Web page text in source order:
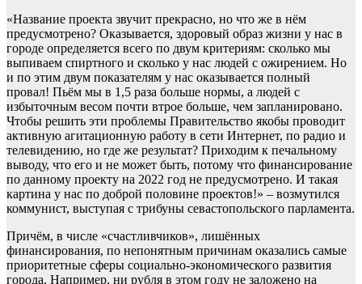
«Название проекта звучит прекрасно, но что же в нём
предусмотрено? Оказывается, здоровый образ жизни у нас в
городе определяется всего по двум критериям: сколько мы
выпиваем спиртного и сколько у нас людей с ожирением. Но
и по этим двум показателям у нас оказывается полный
провал! Пьём мы в 1,5 раза больше нормы, а людей с
избыточным весом почти втрое больше, чем запланировано.
Чтобы решить эти проблемы Правительство якобы проводит
активную агитационную работу в сети Интернет, по радио и
телевидению, но где же результат? Приходим к печальному
выводу, что его и не может быть, потому что финансирование
по данному проекту на 2022 год не предусмотрено. И такая
картина у нас по доброй половине проектов!» – возмутился
коммунист, выступая с трибуны севастопольского парламента.
Причём, в числе «счастливчиков», лишённых
финансирования, по непонятным причинам оказались самые
приоритетные сферы социально-экономического развития
города. Например, ни рубля в этом году не заложено на